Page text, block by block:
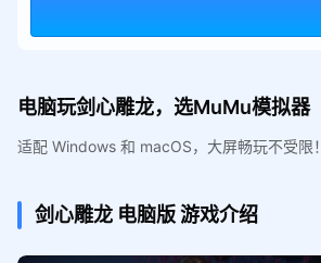
电脑玩剑心雕龙，选MuMu模拟器
适配 Windows 和 macOS，大屏畅玩不受限！
剑心雕龙 电脑版游戏介绍